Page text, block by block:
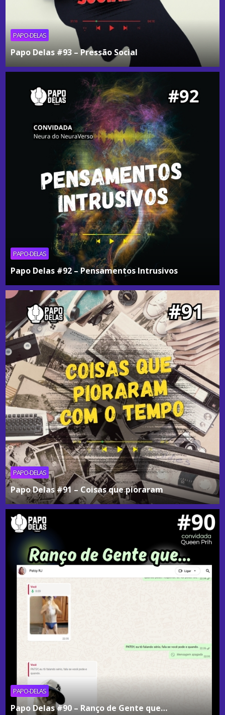
PAPO-DELAS
Papo Delas #93 – Pressão Social
PAPO-DELAS
Papo Delas #92 – Pensamentos Intrusivos
PAPO-DELAS
Papo Delas #91 – Coisas que pioraram
PAPO-DELAS
Papo Delas #90 – Ranço de Gente que…